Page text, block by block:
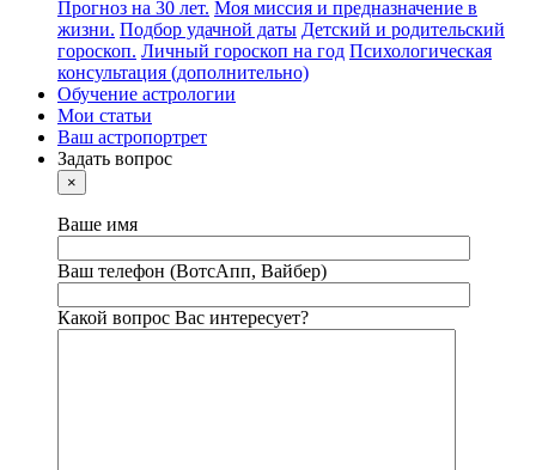
Прогноз на 30 лет. Моя миссия и предназначение в
жизни. Подбор удачной даты Детский и родительский
гороскоп. Личный гороскоп на год Психологическая
консультация (дополнительно)
Обучение астрологии
Мои статьи
Ваш астропортрет
Задать вопрос
×
Ваше имя
Ваш телефон (ВотсАпп, Вайбер)
Какой вопрос Вас интересует?